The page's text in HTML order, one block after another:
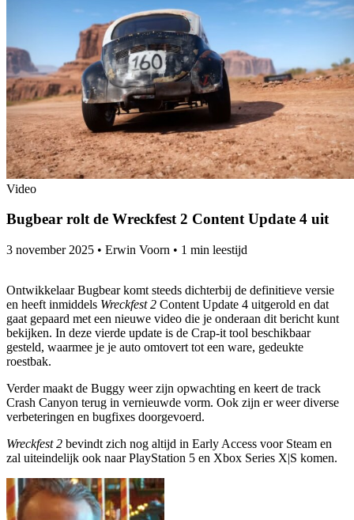
Video
Bugbear rolt de Wreckfest 2 Content Update 4 uit
3 november 2025 • Erwin Voorn • 1 min leestijd
Ontwikkelaar Bugbear komt steeds dichterbij de definitieve versie
en heeft inmiddels Wreckfest 2 Content Update 4 uitgerold en dat
gaat gepaard met een nieuwe video die je onderaan dit bericht kunt
bekijken. In deze vierde update is de Crap-it tool beschikbaar
gesteld, waarmee je je auto omtovert tot een ware, gedeukte
roestbak.
Verder maakt de Buggy weer zijn opwachting en keert de track
Crash Canyon terug in vernieuwde vorm. Ook zijn er weer diverse
verbeteringen en bugfixes doorgevoerd.
Wreckfest 2 bevindt zich nog altijd in Early Access voor Steam en
zal uiteindelijk ook naar PlayStation 5 en Xbox Series X|S komen.